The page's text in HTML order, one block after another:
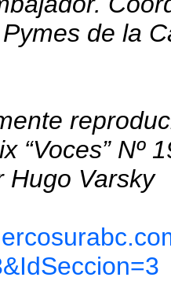
de la
“Voces” Nº
Hugo Varsky